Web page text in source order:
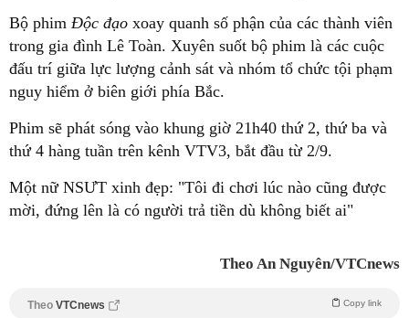
Bộ phim Độc đạo xoay quanh số phận của các thành viên
trong gia đình Lê Toàn. Xuyên suốt bộ phim là các cuộc
đấu trí giữa lực lượng cảnh sát và nhóm tổ chức tội phạm
nguy hiểm ở biên giới phía Bắc.
Phim sẽ phát sóng vào khung giờ 21h40 thứ 2, thứ ba và
thứ 4 hàng tuần trên kênh VTV3, bắt đầu từ 2/9.
Một nữ NSƯT xinh đẹp: "Tôi đi chơi lúc nào cũng được
mời, đứng lên là có người trả tiền dù không biết ai"
Theo An Nguyên/VTCnews
Theo VTCnews Copy link